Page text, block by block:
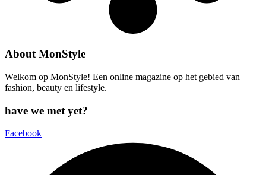
About MonStyle
Welkom op MonStyle! Een online magazine op het gebied van
fashion, beauty en lifestyle.
have we met yet?
Facebook